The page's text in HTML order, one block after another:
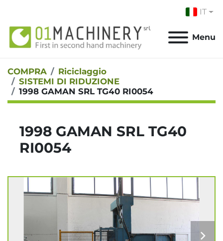
IT
Menu
COMPRA
Riciclaggio
SISTEMI DI RIDUZIONE
1998 GAMAN SRL TG40 RI0054
1998 GAMAN SRL TG40
RI0054